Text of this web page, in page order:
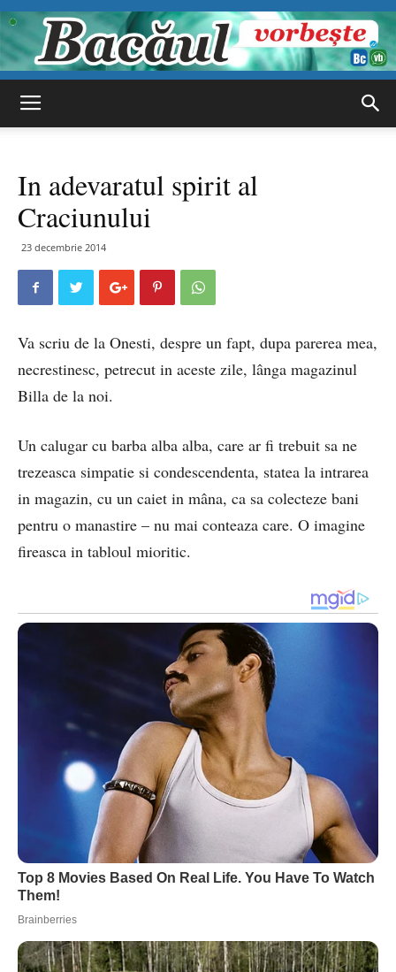
vorbește
In adevaratul spirit al
Craciunului
23 decembrie 2014
Va scriu de la Onesti, despre un fapt, dupa parerea mea,
necrestinesc, petrecut in aceste zile, lânga magazinul
Billa de la noi.
Un calugar cu barba alba alba, care ar fi trebuit sa ne
trezeasca simpatie si condescendenta, statea la intrarea
in magazin, cu un caiet in mâna, ca sa colecteze bani
pentru o manastire – nu mai conteaza care. O imagine
fireasca in tabloul mioritic.